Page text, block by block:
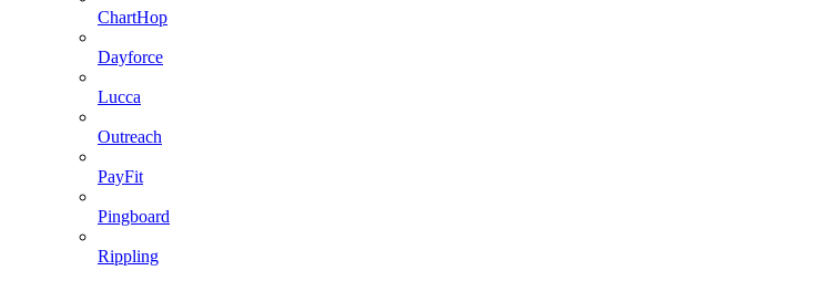
ChartHop
Dayforce
Lucca
Outreach
PayFit
Pingboard
Rippling